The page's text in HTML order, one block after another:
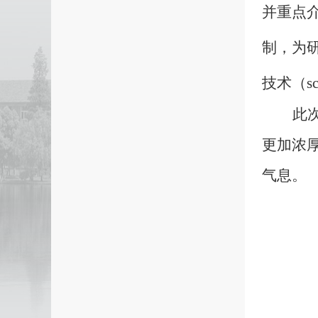
并重点
制，为
技术 （
此
更加浓
气息。